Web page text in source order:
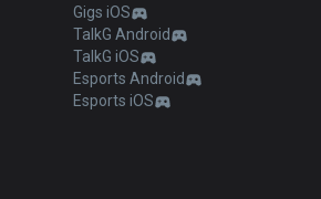
Gigs iOS
TalkG Android
TalkG iOS
Esports Android
Esports iOS